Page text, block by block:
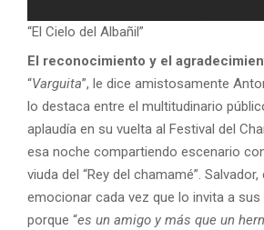
“El Cielo del Albañil”
El reconocimiento y el
“Varguita”, le dice amistosamente
lo destaca entre el multitudinario
aplaudía en su vuelta al Festival del
esa noche compartiendo escenario
viuda del “Rey del chamamé”.
emocionar cada vez que lo invita a
porque “es un amigo y más que un